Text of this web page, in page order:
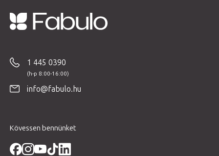
1 445 0390
info@fabulo.hu
Kövessen bennünket